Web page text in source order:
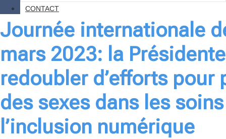
CONTACT
Journée internationale
mars 2023: la
redoubler d’efforts pour
des sexes dans les
l’inclusion numérique